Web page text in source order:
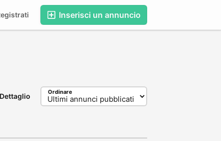
Inserisci un annuncio
Dettaglio Ordinare